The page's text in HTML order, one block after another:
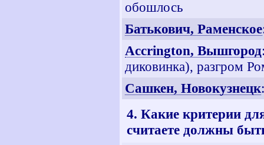
обошлось
Батькович, Раменское
Accrington, Вышгород
диковинка), разгром
Сашкен, Новокузнецк
4. Какие критерии
считаете должны